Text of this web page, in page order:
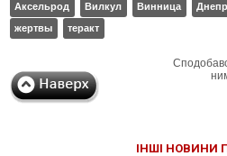
Аксельрод Вилкул Винница
жертвы
теракт
ІНШІ НОВИНИ